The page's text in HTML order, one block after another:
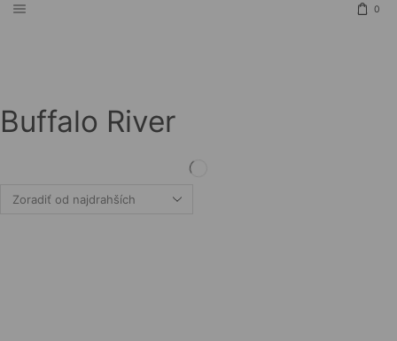
0
Buffalo River